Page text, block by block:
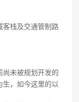
客栈及交通管制路
尚未被规划开发的
生，如今这里的以